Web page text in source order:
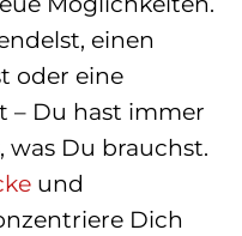
einen
oder eine
– Du hast immer
was Du brauchst.
und
Dich